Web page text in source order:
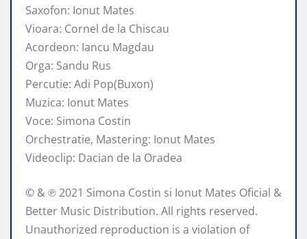
Saxofon: Ionut Mates
Vioara: Cornel de la Chiscau
Acordeon: Iancu Magdau
Orga: Sandu Rus
Percutie: Adi Pop(Buxon)
Muzica: Ionut Mates
Voce: Simona Costin
Orchestratie, Mastering: Ionut Mates
Videoclip: Dacian de la Oradea
© & ℗ 2021 Simona Costin si Ionut Mates Oficial &
Better Music Distribution. All rights reserved.
Unauthorized reproduction is a violation of